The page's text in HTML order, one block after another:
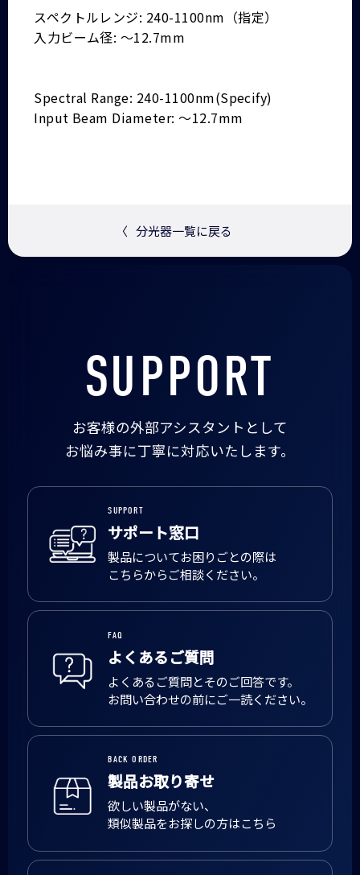
スペクトルレンジ: 240-1100nm（指定）
入力ビーム径: ～12.7mm
Spectral Range: 240-1100nm(Specify)
Input Beam Diameter: ～12.7mm
〈 分光器一覧に戻る
SUPPORT
お客様の外部アシスタントとして
お悩み事に丁寧に対応いたします。
SUPPORT
サポート窓口
製品についてお困りごとの際は
こちらからご相談ください。
FAQ
よくあるご質問
よくあるご質問とそのご回答です。
お問い合わせの前にご一読ください。
BACK ORDER
製品お取り寄せ
欲しい製品がない、
類似製品をお探しの方はこちら